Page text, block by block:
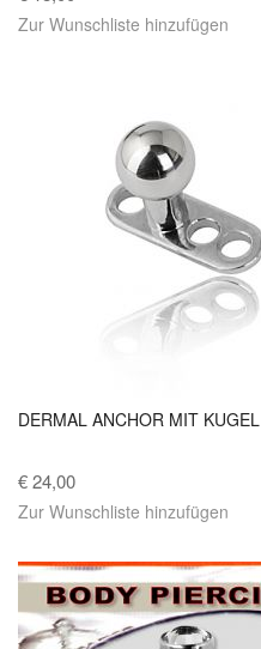
Zur Wunschliste hinzufügen
DERMAL ANCHOR MIT KUGEL
€ 24,00
Zur Wunschliste hinzufügen